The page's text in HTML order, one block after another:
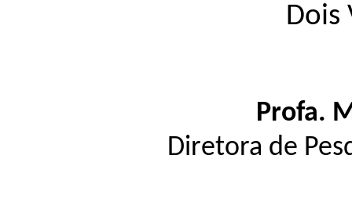
Dois
Profa.
Diretora de